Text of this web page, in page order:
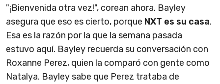
"¡Bienvenida otra vez!", corean ahora. Bayley
asegura que eso es cierto, porque NXT es su casa.
Esa es la razón por la que la semana pasada
estuvo aquí. Bayley recuerda su conversación con
Roxanne Perez, quien la comparó con gente como
Natalya. Bayley sabe que Perez trataba de